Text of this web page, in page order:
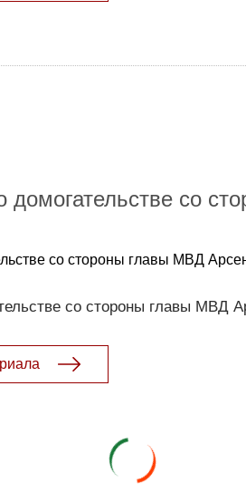
домогательстве со
со стороны главы МВД
со стороны главы МВД